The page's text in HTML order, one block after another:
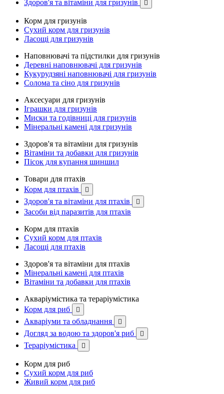
Здоров'я та вітаміни для гризунів 
Корм для гризунів
Сухий корм для гризунів
Ласощі для гризунів
Наповнювачі та підстилки для гризунів
Деревні наповнювачі для гризунів
Кукурудзяні наповнювачі для гризунів
Солома та сіно для гризунів
Аксесуари для гризунів
Іграшки для гризунів
Миски та годівниці для гризунів
Мінеральні камені для гризунів
Здоров'я та вітаміни для гризунів
Вітаміни та добавки для гризунів
Пісок для купання шиншил
Товари для птахів
Корм для птахів

Здоров'я та вітаміни для птахів 
Засоби від паразитів для птахів
Корм для птахів
Сухий корм для птахів
Ласощі для птахів
Здоров'я та вітаміни для птахів
Мінеральні камені для птахів
Вітаміни та добавки для птахів
Акваріумістика та тераріумістика
Корм для риб

Акваріуми та обладнання 
Догляд за водою та здоров'я риб 
Тераріумістика 
Корм для риб
Сухий корм для риб
Живий корм для риб